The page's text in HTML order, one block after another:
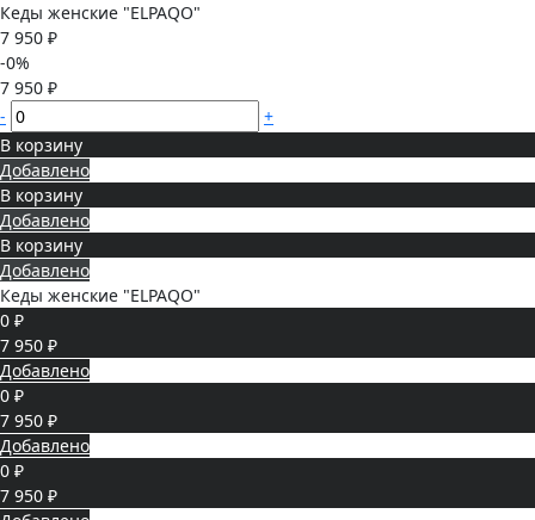
Кеды женские "ELPAQO"
7 950 ₽
-0%
7 950 ₽
-
+
В корзину
Добавлено
В корзину
Добавлено
В корзину
Добавлено
Кеды женские "ELPAQO"
0 ₽
7 950 ₽
Добавлено
0 ₽
7 950 ₽
Добавлено
0 ₽
7 950 ₽